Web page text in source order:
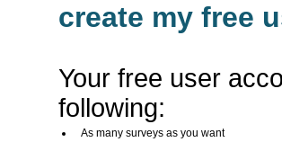
create my free
Your free user
following:
As many surveys as you want